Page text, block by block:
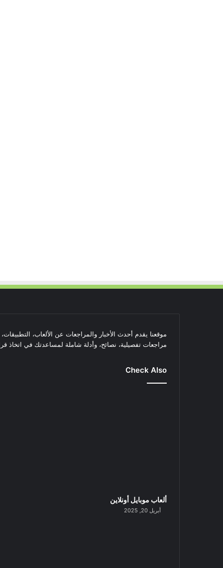
موقعنا يقدم أحدث الأخبار والمراجعات عن الألعاب،
مراجعات تفصيلية، نصائح، وأدلة شاملة لمساعدتك في اتخاذ
Check Also
ألعاب موبايل أونلاين
أبريل 20, 2025